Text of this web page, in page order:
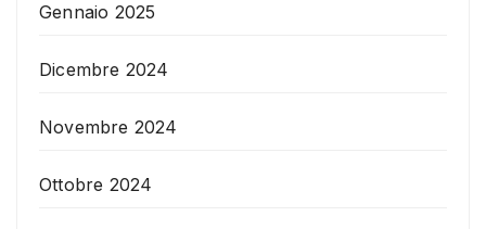
Gennaio 2025
Dicembre 2024
Novembre 2024
Ottobre 2024